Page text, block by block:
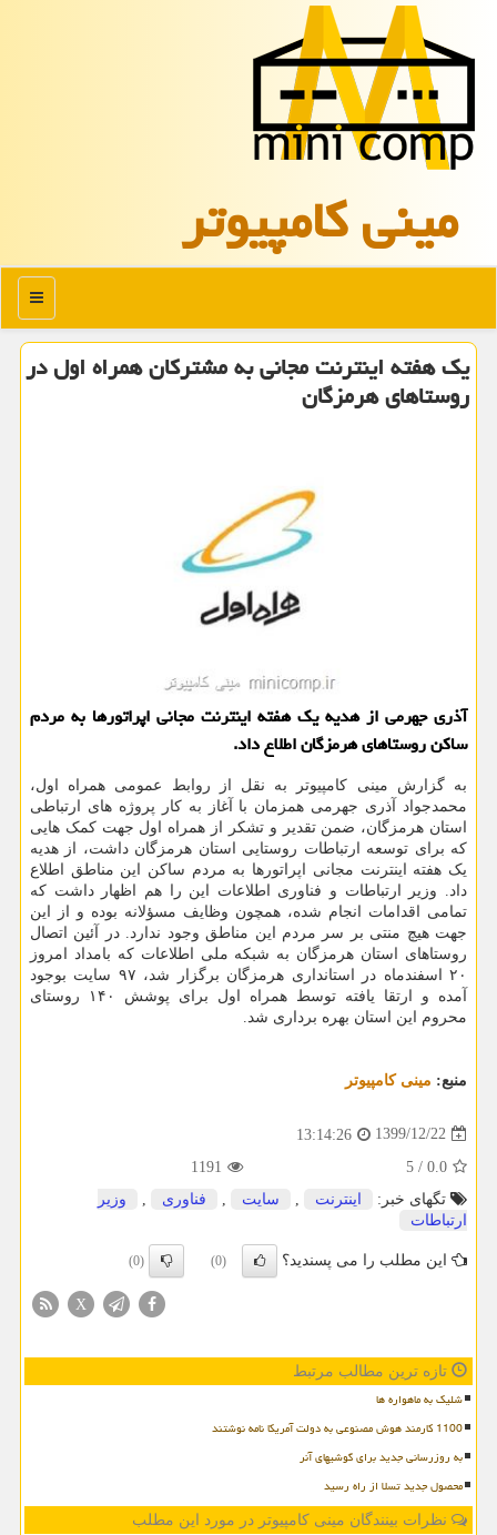
مینی كامپیوتر
منو
یك هفته اینترنت مجانی به مشتركان همراه اول در
روستاهای هرمزگان
آذری جهرمی از هدیه یک هفته اینترنت مجانی اپراتورها به مردم
ساکن روستاهای هرمزگان اطلاع داد.
به گزارش مینی کامپیوتر به نقل از روابط عمومی همراه اول،
محمدجواد آذری جهرمی همزمان با آغاز به کار پروژه های ارتباطی
استان هرمزگان، ضمن تقدیر و تشکر از همراه اول جهت کمک هایی
که برای توسعه ارتباطات روستایی استان هرمزگان داشت، از هدیه
یک هفته اینترنت مجانی اپراتورها به مردم ساکن این مناطق اطلاع
داد. وزیر ارتباطات و فناوری اطلاعات این را هم اظهار داشت که
تمامی اقدامات انجام شده، همچون وظایف مسؤلانه بوده و از این
جهت هیچ منتی بر سر مردم این مناطق وجود ندارد. در آئین اتصال
روستاهای استان هرمزگان به شبکه ملی اطلاعات که بامداد امروز
۲۰ اسفندماه در استانداری هرمزگان برگزار شد، ۹۷ سایت بوجود
آمده و ارتقا یافته توسط همراه اول برای پوشش ۱۴۰ روستای
محروم این استان بهره برداری شد.
منبع: مینی كامپیوتر
1399/12/22
13:14:26
0.0
/
5
1191
تگهای خبر:
اینترنت سایت فناوری
وزیر
ارتباطات
این مطلب را می پسندید؟ (0)
(0)
X
تازه ترین مطالب مرتبط
شلیک به ماهواره ها
1100 کارمند هوش مصنوعی به دولت آمریکا نامه نوشتند
به روزرسانی جدید برای گوشیهای آنر
محصول جدید تسلا از راه رسید
نظرات بینندگان مینی کامپیوتر در مورد این مطلب